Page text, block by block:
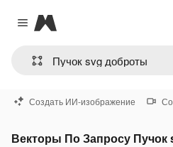
Close menu
Magnific
Создать ИИ-изображение
Векторы По Запросу Пучок